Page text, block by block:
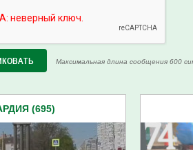
Максимальная длина сообщения 600
(695)